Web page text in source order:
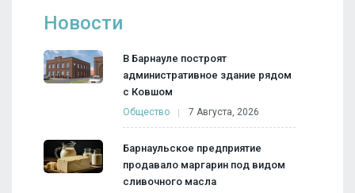
Новости
В Барнауле построят
административное здание рядом
с Ковшом
Общество 7 Августа, 2026
Барнаульское предприятие
продавало маргарин под видом
сливочного масла